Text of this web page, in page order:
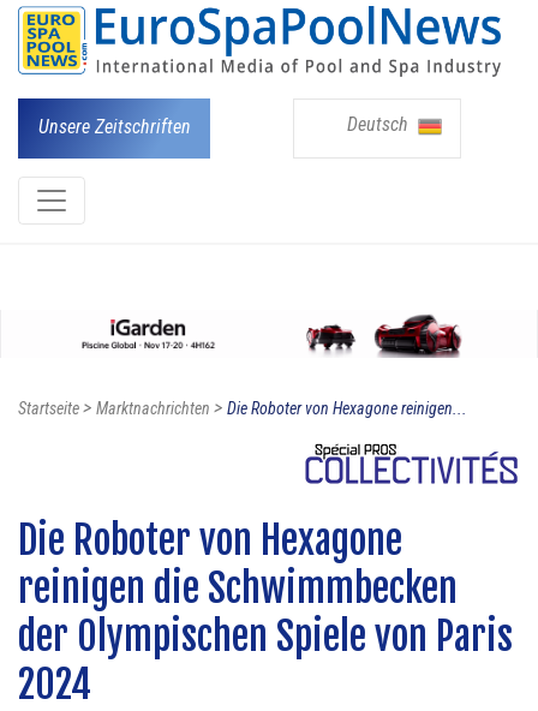
Unsere Zeitschriften Deutsch
Startseite> Marktnachrichten > Die Roboter von Hexagone reinigen...
Die Roboter von Hexagone
reinigen die Schwimmbecken
der Olympischen Spiele von Paris
2024